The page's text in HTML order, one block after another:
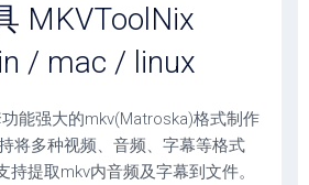
MKVToolNix
/ mac / linux
能强大的mkv(Matroska)格式制作
将多种视频、音频、字幕等格式
持提取mkv内音频及字幕到文件。